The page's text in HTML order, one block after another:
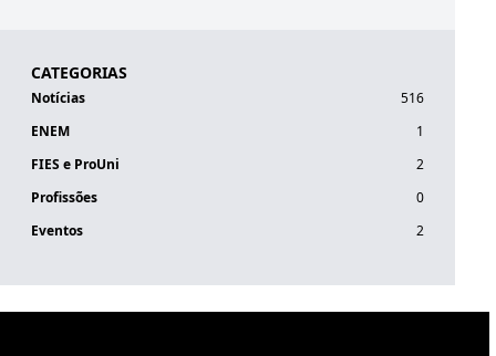
CATEGORIAS
Notícias
516
ENEM
1
FIES e ProUni
2
Profissões
0
Eventos
2